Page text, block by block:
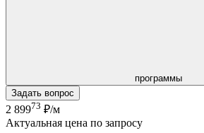
программы
Задать вопрос
2 89973 ₽/м
Актуальная цена по запросу